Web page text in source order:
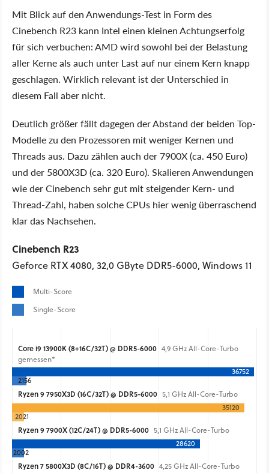
Mit Blick auf den Anwendungs-Test in Form des
Cinebench R23 kann Intel einen kleinen Achtungserfolg
für sich verbuchen: AMD wird sowohl bei der Belastung
aller Kerne als auch unter Last auf nur einem Kern knapp
geschlagen. Wirklich relevant ist der Unterschied in
diesem Fall aber nicht.
Deutlich größer fällt dagegen der Abstand der beiden Top-
Modelle zu den Prozessoren mit weniger Kernen und
Threads aus. Dazu zählen auch der 7900X (ca. 450 Euro)
und der 5800X3D (ca. 320 Euro). Skalieren Anwendungen
wie der Cinebench sehr gut mit steigender Kern- und
Thread-Zahl, haben solche CPUs hier wenig überraschend
klar das Nachsehen.
Cinebench R23
Geforce RTX 4080, 32,0 GByte DDR5-6000, Windows 11
Multi-Score
Single-Score
Core i9 13900K (8+16C/32T) @ DDR5-6000 4,9 GHz All-Core-Turbo
gemessen*
36752
2156
Ryzen 9 7950X3D (16C/32T) @ DDR5-6000 5,1 GHz All-Core-Turbo
35120
2021
Ryzen 9 7900X (12C/24T) @ DDR5-6000 5,1 GHz All-Core-Turbo
28620
2002
Ryzen 7 5800X3D (8C/16T) @ DDR4-3600 4,25 GHz All-Core-Turbo